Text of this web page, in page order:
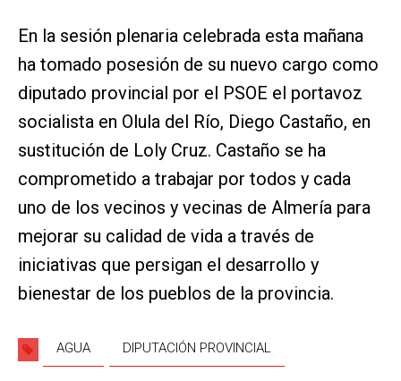
En la sesión plenaria celebrada esta mañana
ha tomado posesión de su nuevo cargo como
diputado provincial por el PSOE el portavoz
socialista en Olula del Río, Diego Castaño, en
sustitución de Loly Cruz. Castaño se ha
comprometido a trabajar por todos y cada
uno de los vecinos y vecinas de Almería para
mejorar su calidad de vida a través de
iniciativas que persigan el desarrollo y
bienestar de los pueblos de la provincia.
AGUA DIPUTACIÓN PROVINCIAL